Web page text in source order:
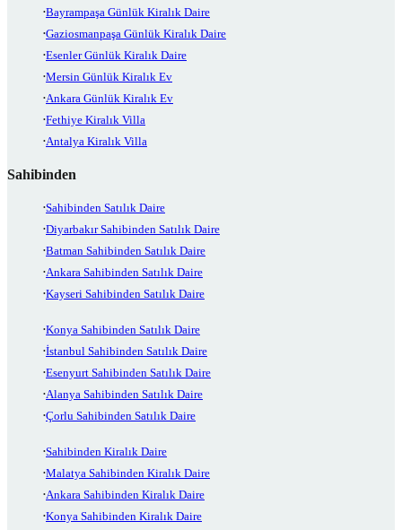
Bayrampaşa Günlük Kiralık Daire
Gaziosmanpaşa Günlük Kiralık Daire
Esenler Günlük Kiralık Daire
Mersin Günlük Kiralık Ev
Ankara Günlük Kiralık Ev
Fethiye Kiralık Villa
Antalya Kiralık Villa
Sahibinden
Sahibinden Satılık Daire
Diyarbakır Sahibinden Satılık Daire
Batman Sahibinden Satılık Daire
Ankara Sahibinden Satılık Daire
Kayseri Sahibinden Satılık Daire
Konya Sahibinden Satılık Daire
İstanbul Sahibinden Satılık Daire
Esenyurt Sahibinden Satılık Daire
Alanya Sahibinden Satılık Daire
Çorlu Sahibinden Satılık Daire
Sahibinden Kiralık Daire
Malatya Sahibinden Kiralık Daire
Ankara Sahibinden Kiralık Daire
Konya Sahibinden Kiralık Daire